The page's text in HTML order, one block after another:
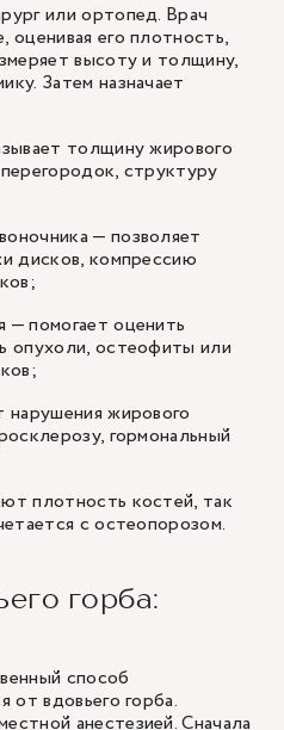
или ортопед. Врач
оценивая его плотность,
высоту и толщину,
Затем назначает
толщину жирового
структуру
— позволяет
дисков, компрессию
— помогает оценить
опухоли, остеофиты или
нарушения жирового
гормональный
плотность костей, так
с остеопорозом.
горба:
способ
от вдовьего горба.
анестезией. Сначала